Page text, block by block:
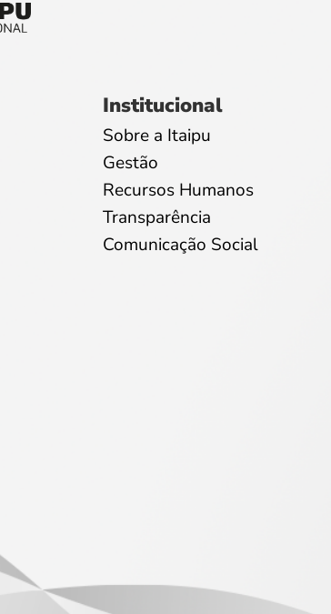
Institucional
Sobre a Itaipu
Gestão
Recursos Humanos
Transparência
Comunicação Social